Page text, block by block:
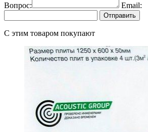
Вопрос: Email:
Отправить
C этим товаром покупают